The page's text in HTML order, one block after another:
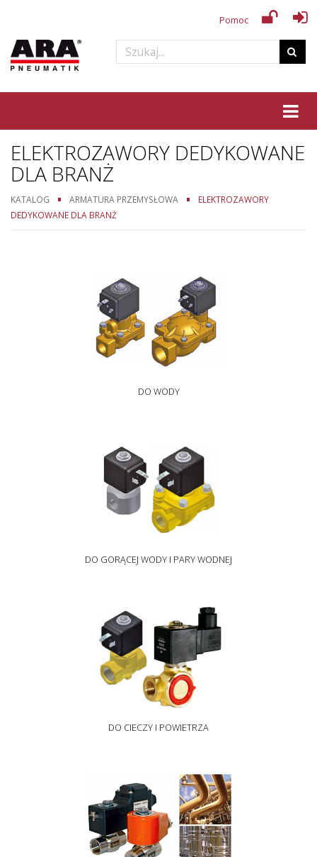
Pomoc
ELEKTROZAWORY DEDYKOWANE
DLA BRANŻ
KATALOG ARMATURA PRZEMYSŁOWA
ELEKTROZAWORY
DEDYKOWANE DLA BRANŻ
DO WODY
DO GORĄCEJ WODY I PARY WODNEJ
DO CIECZY I POWIETRZA